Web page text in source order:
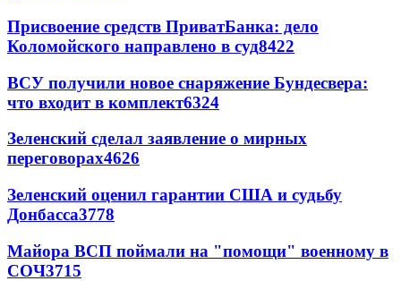
Присвоение средств ПриватБанка: дело
Коломойского направлено в суд8422
ВСУ получили новое снаряжение Бундесвера:
что входит в комплект6324
Зеленский сделал заявление о мирных
переговорах4626
Зеленский оценил гарантии США и судьбу
Донбасса3778
Майора ВСП поймали на "помощи" военному в
СОЧ3715